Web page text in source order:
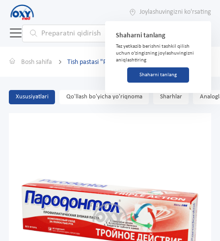
Joylashuvingizni ko'rsating
Shaharni tanlang
Tez yetkazib berishni tashkil qilish
uchun o'zingizning joylashuvingizni
aniqlashtiring
Shaharni tanlang
Bosh sahifa Tish pastasi "Parodontol" Uch karra ta'sir 124 g
Xususiyatlari Qo'llash bo'yicha yo'riqnoma Sharhlar